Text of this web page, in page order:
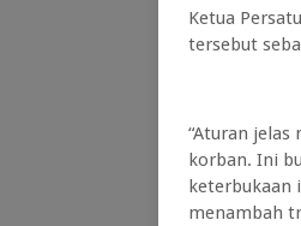
Ketua
tersebut
“Aturan
korban. Ini
keterbukaan
menambah